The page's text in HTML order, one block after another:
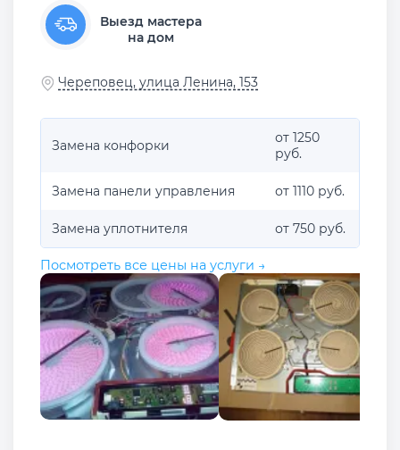
Выезд мастера
на дом
Череповец, улица Ленина, 153
Замена конфорки
от 1250
руб.
Замена панели управления от 1110 руб.
Замена уплотнителя от 750 руб.
Посмотреть все цены на услуги →